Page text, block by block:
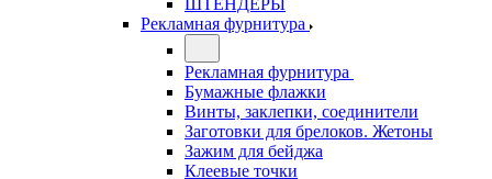
ШТЕНДЕРЫ
Рекламная фурнитура
Рекламная фурнитура
Бумажные флажки
Винты, заклепки, соединители
Заготовки для брелоков. Жетоны
Зажим для бейджа
Клеевые точки